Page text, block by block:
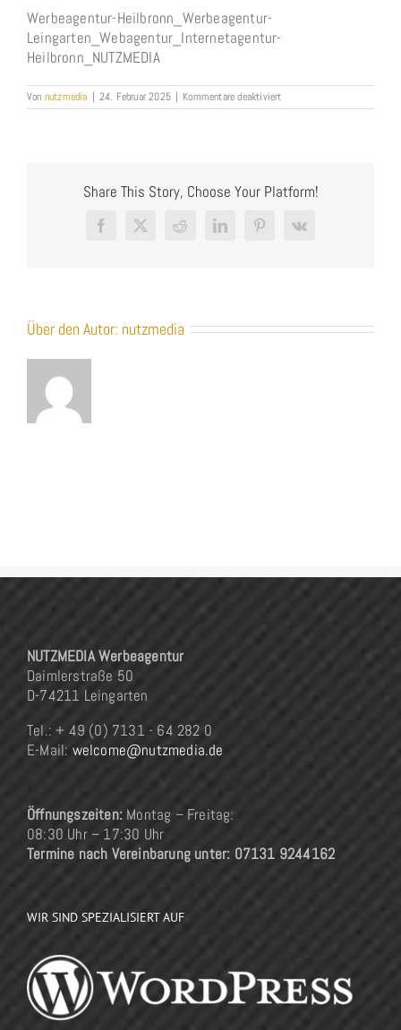
Werbeagentur-Heilbronn_Werbeagentur-
Leingarten_Webagentur_Internetagentur-
Heilbronn_NUTZMEDIA
Von nutzmedia | 24. Februar 2025 | Kommentare deaktiviertfür
Werbeagentur-
Share This Story, Choose Your Platform!
Facebook
X RedditLinkedInPinterest
Vk
Über den Autor: nutzmedia
NUTZMEDIA Werbeagentur
Daimlerstraße 50
D-74211 Leingarten
Tel.: + 49 (0) 7131 - 64 282 0
E-Mail: welcome@nutzmedia.de
Öffnungszeiten: Montag – Freitag:
08:30 Uhr – 17:30 Uhr
Termine nach Vereinbarung unter: 07131 9244162
WIR SIND SPEZIALISIERT AUF